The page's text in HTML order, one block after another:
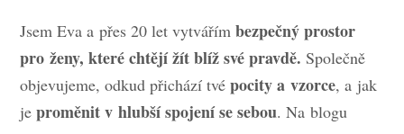
Jsem Eva a přes 20 let vytvářímbezpečný prostor
pro ženy, které chtějí žít blíž své pravdě. Společně
objevujeme, odkud přichází tvépocity a vzorce, a jak
jeproměnit v hlubší spojení se sebou. Na blogu